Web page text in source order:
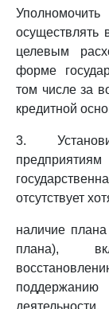
осуществлять
целевым
форме
том числе за
кредитной
3.
отсутствует
наличие
плана),